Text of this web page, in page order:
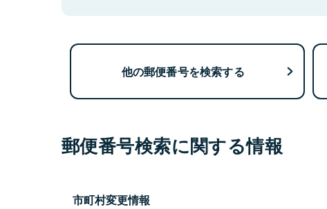
他の郵便番号を検索する
郵便番号検索に関する情報
市町村変更情報